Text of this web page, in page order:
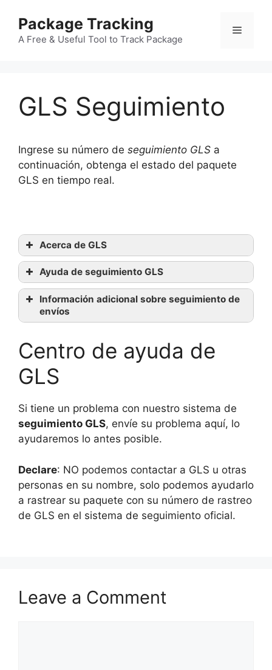
content
Package Tracking
A Free & Useful Tool to Track Package
Menu
GLS Seguimiento
Ingrese su número de seguimiento GLS a
continuación, obtenga el estado del paquete
GLS en tiempo real.
Acerca de GLS
Ayuda de seguimiento GLS
web
Información adicional sobre seguimiento de
envíos
Centro de ayuda de
GLS
Si tiene un problema con nuestro sistema de
seguimiento GLS, envíe su problema aquí, lo
ayudaremos lo antes posible.
Declare: NO podemos contactar a GLS u otras
personas en su nombre, solo podemos ayudarlo
a rastrear su paquete con su número de rastreo
de GLS en el sistema de seguimiento oficial.
Leave a Comment